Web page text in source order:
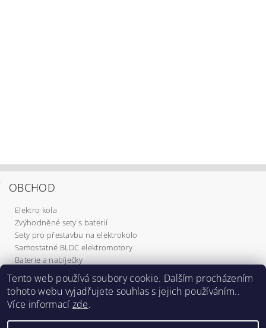
OBCHOD
Elektro kola
Zvýhodněné sety s baterií
Sety pro přestavbu na elektrokolo
Samostatné BLDC elektromotory
Baterie a nabíječky
Komponenty
Elektrokoloběžky
Služby
Dárkové poukazy
Tento web používá soubory cookie. Dalším procházením
tohoto webu vyjadřujete souhlas s jejich používáním..
Více informací zde.